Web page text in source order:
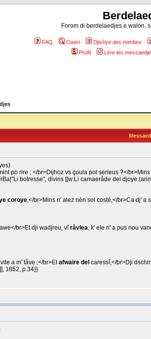
Forom di berdelaedjes e walon,
FAQ Cweri Djivêye des mimbes
Profil
Lére les
po rire ; </br>Dijhoz vs çoula pol serieus ?</
botresse'', divins [[w:Li camaeråde del djoye
coroye,</br>Mins n' alez nén sol costé,</br>Ca dj' a
br>Et dji wadjreu, vîråvlea, k' ele n' a pus nou
a m' tåve ;</br>Etafwaire del caressî,</br>Dji
1852, p.34}}